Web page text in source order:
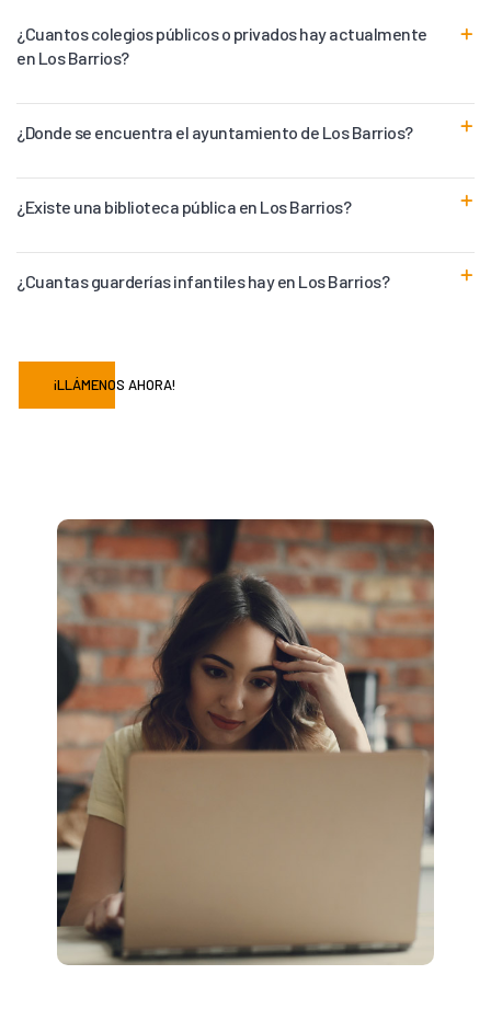
¿Cuantos colegios públicos o privados hay actualmente
en Los Barrios?
¿Donde se encuentra el ayuntamiento de Los Barrios?
¿Existe una biblioteca pública en Los Barrios?
¿Cuantas guarderías infantiles hay en Los Barrios?
¡LLÁMENOS AHORA!